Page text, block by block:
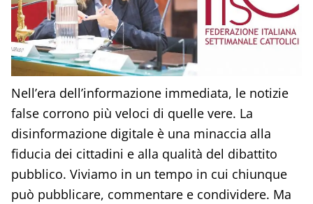
Nell’era dell’informazione immediata, le notizie
false corrono più veloci di quelle vere. La
disinformazione digitale è una minaccia alla
fiducia dei cittadini e alla qualità del dibattito
pubblico. Viviamo in un tempo in cui chiunque
può pubblicare, commentare e condividere. Ma